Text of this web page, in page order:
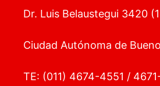
Dr. Luis Belaustegui 3420
Ciudad Autónoma de
TE: (011) 4674-4551 /